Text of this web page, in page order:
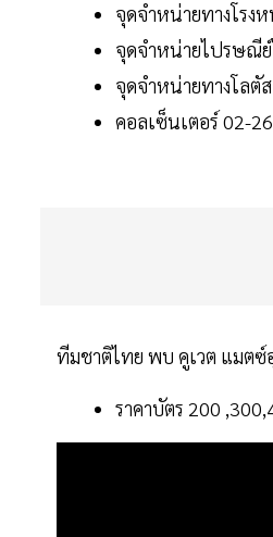
จุดจำหน่ายทางโรง
จุดจำหน่ายไปรษณี
จุดจำหน่ายทางโลตัส
คอลเซ็นเตอร์ 02-
ทีมชาติไทย พบ คูเวต แมตซ์
ราคาบัตร 200